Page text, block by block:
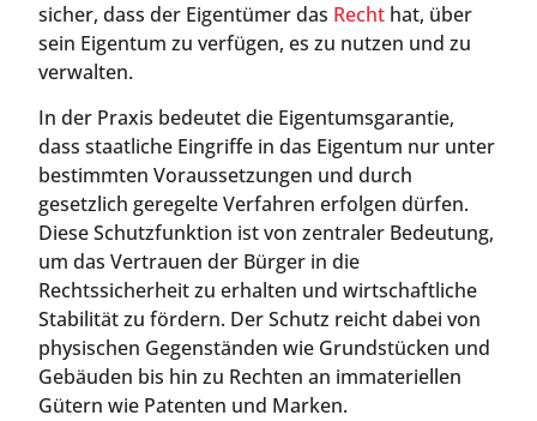
sicher, dass der Eigentümer das Recht hat, über
sein Eigentum zu verfügen, es zu nutzen und zu
verwalten.
In der Praxis bedeutet die Eigentumsgarantie,
dass staatliche Eingriffe in das Eigentum nur unter
bestimmten Voraussetzungen und durch
gesetzlich geregelte Verfahren erfolgen dürfen.
Diese Schutzfunktion ist von zentraler Bedeutung,
um das Vertrauen der Bürger in die
Rechtssicherheit zu erhalten und wirtschaftliche
Stabilität zu fördern. Der Schutz reicht dabei von
physischen Gegenständen wie Grundstücken und
Gebäuden bis hin zu Rechten an immateriellen
Gütern wie Patenten und Marken.